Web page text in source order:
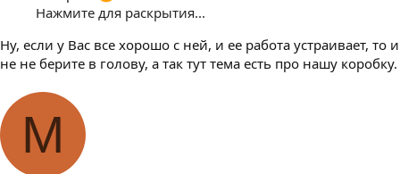
Нажмите для раскрытия...
Ну, если у Вас все хорошо с ней, и ее работа устраивает, то и
не не берите в голову, а так тут тема есть про нашу коробку.
M